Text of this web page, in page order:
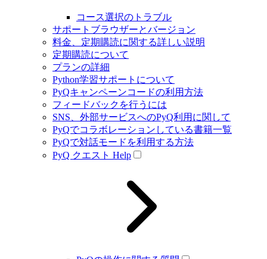
コース選択のトラブル
サポートブラウザーとバージョン
料金、定期購読に関する詳しい説明
定期購読について
プランの詳細
Python学習サポートについて
PyQキャンペーンコードの利用方法
フィードバックを行うには
SNS、外部サービスへのPyQ利用に関して
PyQでコラボレーションしている書籍一覧
PyQで対話モードを利用する方法
PyQ クエスト Help